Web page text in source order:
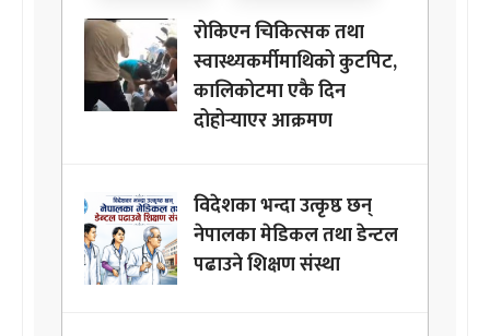
रोकिएन चिकित्सक तथा
स्वास्थ्यकर्मीमाथिको कुटपिट,
कालिकोटमा एकै दिन
दोहोर्‍याएर आक्रमण
विदेशका भन्दा उत्कृष्ठ छन्
नेपालका मेडिकल तथा डेन्टल
पढाउने शिक्षण संस्था